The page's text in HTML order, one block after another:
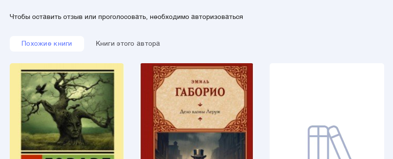
Чтобы оставить отзыв или проголосовать, необходимо авторизоваться
Похожие книги Книги этого автора